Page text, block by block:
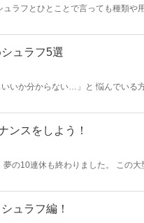
ラフとひとことで言っても種類や
ュラフ5選
いか分からない…」と 悩んでいる
やブランド、予算で絞っていくこ
ンスをしよう！
また快適にキャンプ道具を使うた
ュラフ編！